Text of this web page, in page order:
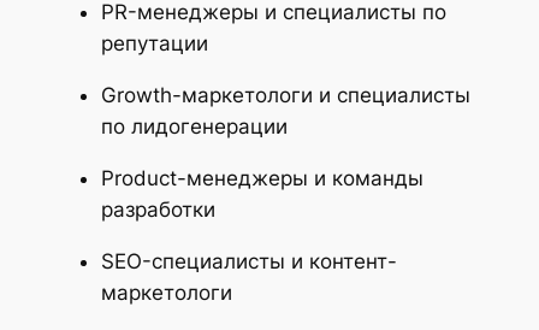
PR-менеджеры и специалисты по
репутации
Growth-маркетологи и специалисты
по лидогенерации
Product-менеджеры и команды
разработки
SEO-специалисты и контент-
маркетологи